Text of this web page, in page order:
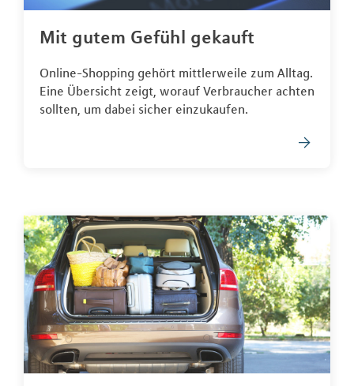
Mit gutem Gefühl gekauft
Online-Shopping gehört mittlerweile zum Alltag.
Eine Übersicht zeigt, worauf Verbraucher achten
sollten, um dabei sicher einzukaufen.